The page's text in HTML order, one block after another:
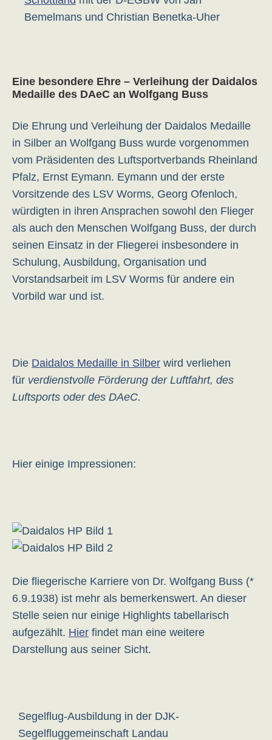
Bemelmans und Christian Benetka-Uher
Eine besondere Ehre – Verleihung der Daidalos
Medaille des DAeC an Wolfgang Buss
Die Ehrung und Verleihung der Daidalos Medaille
in Silber an Wolfgang Buss wurde vorgenommen
vom Präsidenten des Luftsportverbands Rheinland
Pfalz, Ernst Eymann. Eymann und der erste
Vorsitzende des LSV Worms, Georg Ofenloch,
würdigten in ihren Ansprachen sowohl den Flieger
als auch den Menschen Wolfgang Buss, der durch
seinen Einsatz in der Fliegerei insbesondere in
Schulung, Ausbildung, Organisation und
Vorstandsarbeit im LSV Worms für andere ein
Vorbild war und ist.
Die Daidalos Medaille in Silber wird verliehen
für verdienstvolle Förderung der Luftfahrt, des
Luftsports oder des DAeC.
Hier einige Impressionen:
Die fliegerische Karriere von Dr. Wolfgang Buss (*
6.9.1938) ist mehr als bemerkenswert. An dieser
Stelle seien nur einige Highlights tabellarisch
aufgezählt. Hier findet man eine weitere
Darstellung aus seiner Sicht.
Segelflug-Ausbildung in der DJK-
Segelfluggemeinschaft Landau